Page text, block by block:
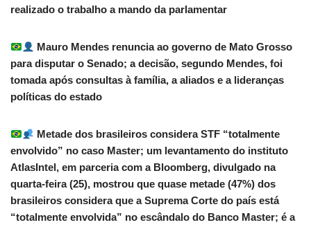
realizado o trabalho a mando da parlamentar
Mauro Mendes renuncia ao governo de Mato Grosso
para disputar o Senado; a decisão, segundo Mendes, foi
tomada após consultas à família, a aliados e a lideranças
políticas do estado
Metade dos brasileiros considera STF “totalmente
envolvido” no caso Master; um levantamento do instituto
AtlasIntel, em parceria com a Bloomberg, divulgado na
quarta-feira (25), mostrou que quase metade (47%) dos
brasileiros considera que a Suprema Corte do país está
“totalmente envolvida” no escândalo do Banco Master; é a